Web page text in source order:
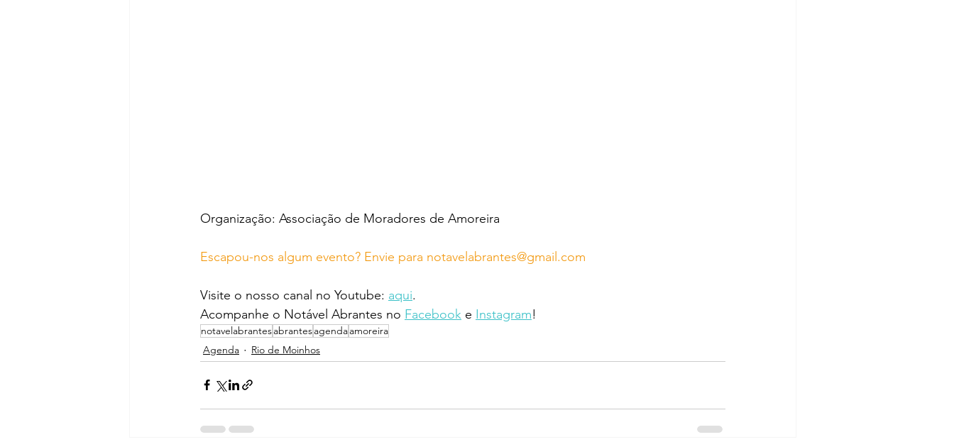
Organização: Associação de Moradores de Amoreira
Escapou-nos algum evento? Envie para notavelabrantes@gmail.com
Visite o nosso canal no Youtube: aqui.
Acompanhe o Notável Abrantes no Facebook e Instagram!
notavelabrantesabrantesagendaamoreira
Agenda
Rio de Moinhos